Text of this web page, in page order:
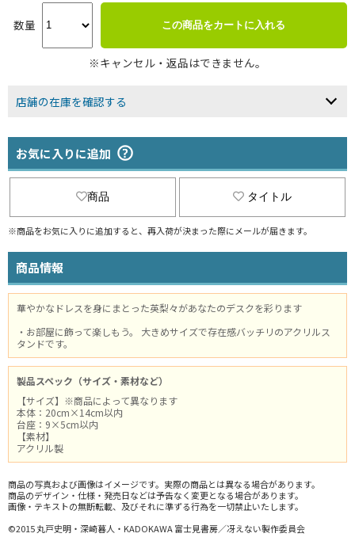
数量 この商品をカートに入れる
※キャンセル・返品はできません。
店舗の在庫を確認する
お気に入りに追加
商品 タイトル
※商品をお気に入りに追加すると、再入荷が決まった際にメールが届きます。
商品情報
華やかなドレスを身にまとった英梨々があなたのデスクを彩ります
・お部屋に飾って楽しもう。 大きめサイズで存在感バッチリのアクリルス
タンドです。
製品スペック（サイズ・素材など）
【サイズ】※商品によって異なります
本体：20cm×14cm以内
台座：9×5cm以内
【素材】
アクリル製
商品の写真および画像はイメージです。実際の商品とは異なる場合があります。
商品のデザイン・仕様・発売日などは予告なく変更となる場合があります。
画像・テキストの無断転載、及びそれに準ずる行為を一切禁止いたします。
©2015 丸戸史明・深崎暮人・KADOKAWA 富士見書房／冴えない製作委員会